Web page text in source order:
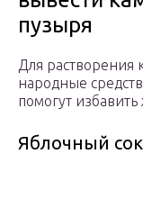
пузыря
Для растворения
народные
помогут
Яблочный